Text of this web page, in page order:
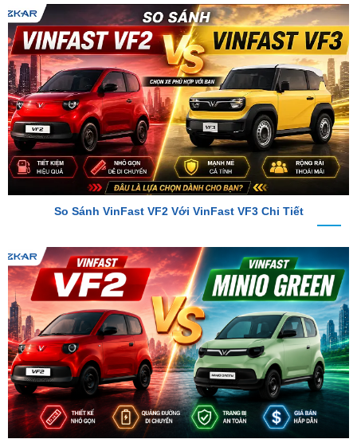
So Sánh VinFast VF2 Với VinFast VF3 Chi Tiết
So Sánh VinFast VF2 Với VinFast Minio Green Chi Tiết